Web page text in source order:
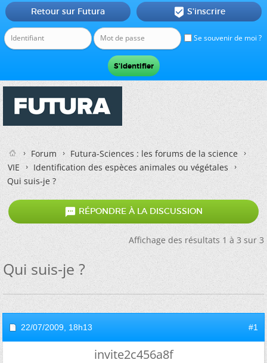
Se souvenir de moi ?
Retour sur Futura  S'inscrire
Forum
Futura-Sciences : les forums de la science
VIE
Identification des espèces animales ou végétales
Qui suis-je ?
 RÉPONDRE À LA DISCUSSION
Affichage des résultats 1 à 3 sur 3
Qui suis-je ?
22/07/2009, 18h13 #1
invite2c456a8f